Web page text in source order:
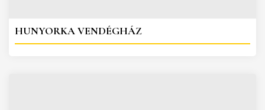
HUNYORKA VENDÉGHÁZ